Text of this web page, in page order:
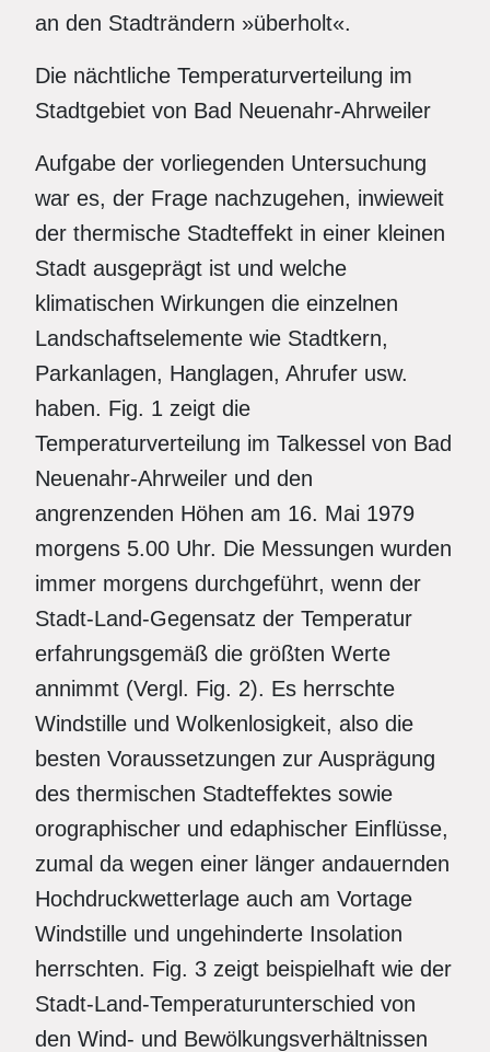
an den Stadträndern »überholt«.
Die nächtliche Temperaturverteilung im
Stadtgebiet von Bad Neuenahr-Ahrweiler
Aufgabe der vorliegenden Untersuchung
war es, der Frage nachzugehen, inwieweit
der thermische Stadteffekt in einer kleinen
Stadt ausgeprägt ist und welche
klimatischen Wirkungen die einzelnen
Landschaftselemente wie Stadtkern,
Parkanlagen, Hanglagen, Ahrufer usw.
haben. Fig. 1 zeigt die
Temperaturverteilung im Talkessel von Bad
Neuenahr-Ahrweiler und den
angrenzenden Höhen am 16. Mai 1979
morgens 5.00 Uhr. Die Messungen wurden
immer morgens durchgeführt, wenn der
Stadt-Land-Gegensatz der Temperatur
erfahrungsgemäß die größten Werte
annimmt (Vergl. Fig. 2). Es herrschte
Windstille und Wolkenlosigkeit, also die
besten Voraussetzungen zur Ausprägung
des thermischen Stadteffektes sowie
orographischer und edaphischer Einflüsse,
zumal da wegen einer länger andauernden
Hochdruckwetterlage auch am Vortage
Windstille und ungehinderte Insolation
herrschten. Fig. 3 zeigt beispielhaft wie der
Stadt-Land-Temperaturunterschied von
den Wind- und Bewölkungsverhältnissen